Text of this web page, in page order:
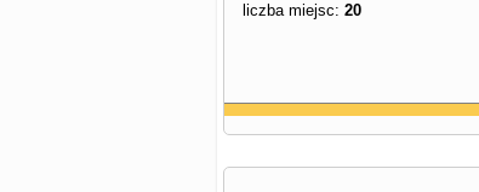
liczba miejsc: 20